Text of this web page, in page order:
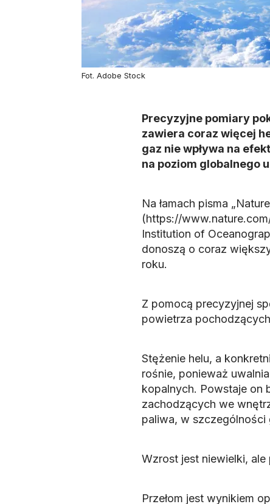
Fot. Adobe Stock
Precyzyjne pomiary
zawiera coraz więcej
gaz nie wpływa na
na poziom globalnego
Na łamach pisma
(https://
Institution of
donoszą o coraz
roku.
Z pomocą precyzyjnej
powietrza
Stężenie helu, a
rośnie, ponieważ
kopalnych. Powstaje on
zachodzących we
paliwa, w szczególności
Wzrost jest niewielki, ale
Przełom jest wynikiem